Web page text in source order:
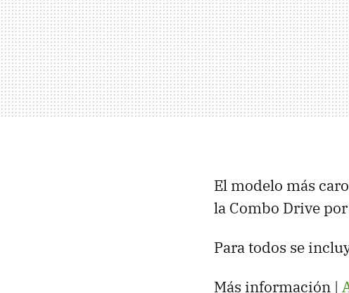
El modelo más
la Combo Drive
Para todos se
Más información |